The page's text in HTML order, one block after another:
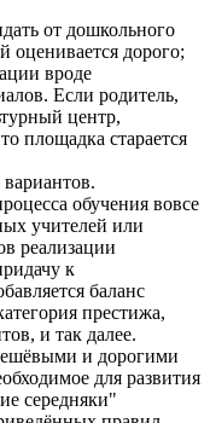
от дошкольного
оценивается дорого;
вроде
Если родитель,
центр,
площадка старается
обучения вовсе
учителей или
реализации
к
баланс
престижа,
и так далее.
и дорогими
для развития
середняки"